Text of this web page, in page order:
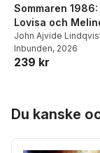
Sommaren 1986:
Lovisa och
John Ajvide
Inbunden, 2026
239 kr
Du kanske